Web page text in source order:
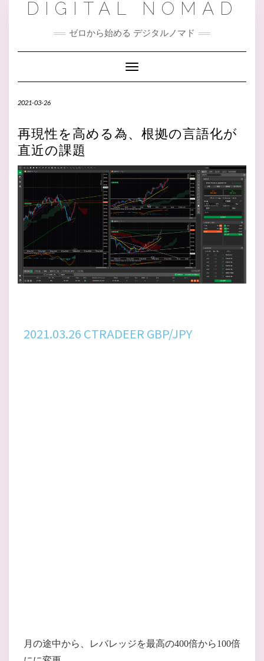
DIGITAL NOMAD
ゼロから始める デジタルノマド
Toggle Navigation
2021-03-26
再現性を高める為、根拠の言語化が
直近の課題
2021.03.26 CTRADEER GBP/JPY
月の途中から、レバレッジを最高の400倍から100倍